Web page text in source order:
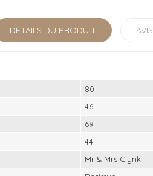
DÉTAILS DU PRODUIT AVIS
80
46
69
44
Mr & Mrs Clynk